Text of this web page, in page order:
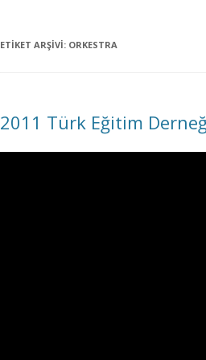
ETIKET ARŞIVI: ORKESTRA
2011 Türk Eğitim